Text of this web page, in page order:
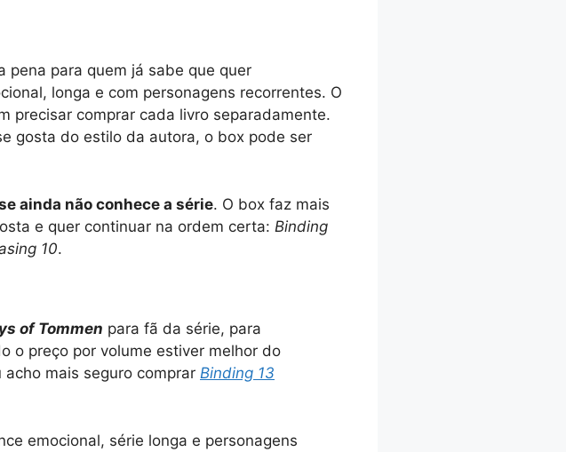
pena para quem já sabe que quer
longa e com personagens recorrentes. O
precisar comprar cada livro separadamente.
gosta do estilo da autora, o box pode ser
ainda não conhece a série. O box faz mais
e quer continuar na ordem certa: Binding
10.
of Tommen para fã da série, para
o preço por volume estiver melhor do
mais seguro comprar Binding 13
emocional, série longa e personagens